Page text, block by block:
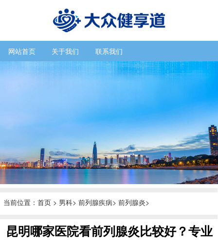
网站首页 关于我们 联系我们
当前位置： 首页 > 男科> 前列腺疾病> 前列腺炎>
昆明哪家医院看前列腺炎比较好？专业